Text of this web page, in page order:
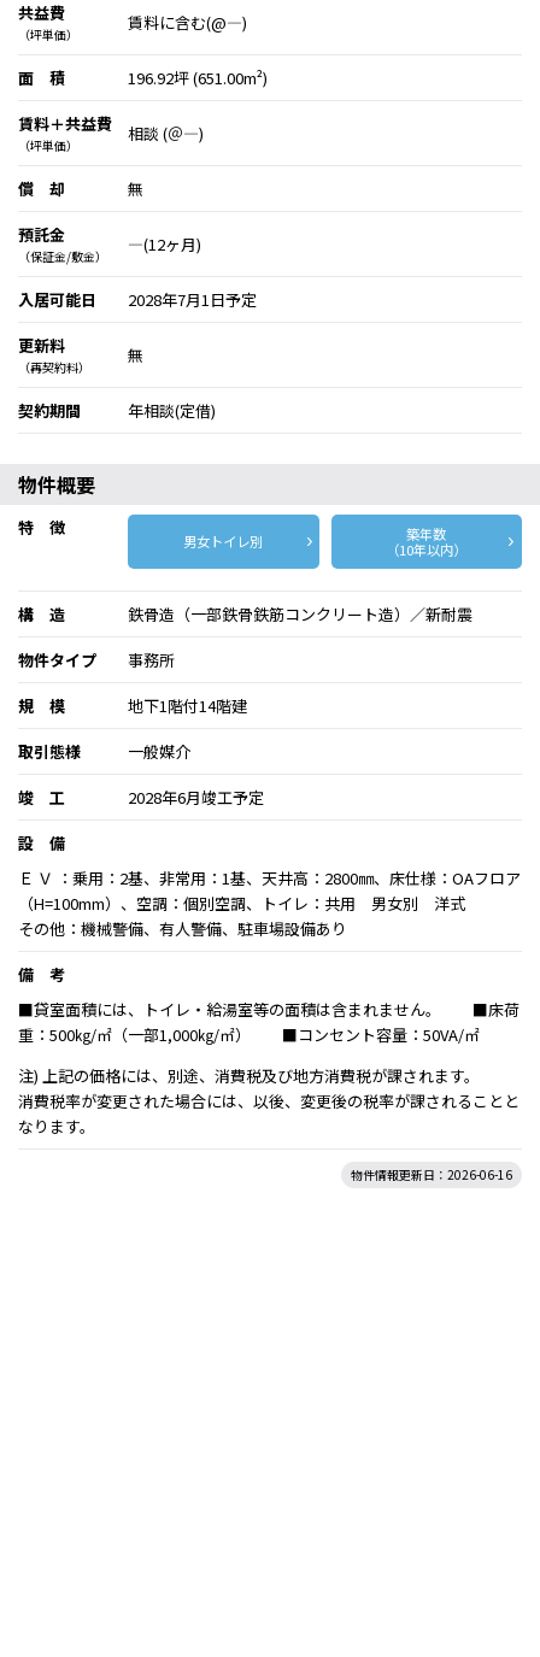
共益費
（坪単価）
賃料に含む(@―)
面 積
196.92坪 (651.00m²)
賃料＋共益費
（坪単価）
相談 (＠―)
償 却
無
預託金
（保証金/敷金）
―(12ヶ月)
入居可能日
2028年7月1日予定
更新料
（再契約料）
無
契約期間 年相談(定借)
物件概要
特 徴
男女トイレ別
築年数
（10年以内）
構 造
鉄骨造（一部鉄骨鉄筋コンクリート造）／新耐震
物件タイプ
事務所
規 模
地下1階付14階建
取引態様
一般媒介
竣 工
2028年6月竣工予定
設 備
Ｅ Ｖ ：乗用：2基、非常用：1基、天井高：2800㎜、床仕様：OAフロア
（H=100mm）、空調：個別空調、トイレ：共用 男女別 洋式
その他：機械警備、有人警備、駐車場設備あり
備 考
■貸室面積には、トイレ・給湯室等の面積は含まれません。 ■床荷
重：500㎏/㎡（一部1,000㎏/㎡） ■コンセント容量：50VA/㎡
注) 上記の価格には、別途、消費税及び地方消費税が課されます。
消費税率が変更された場合には、以後、変更後の税率が課されることと
なります。
物件情報更新日：2026-06-16